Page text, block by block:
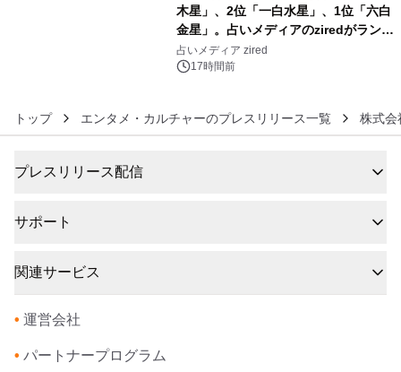
木星」、2位「一白水星」、1位「六白
金星」。占いメディアのziredがランキ
ングを発表
占いメディア zired
17時間前
トップ エンタメ・カルチャーのプレスリリース一覧 株式会
プレスリリース配信
サポート
関連サービス
• 運営会社
• パートナープログラム